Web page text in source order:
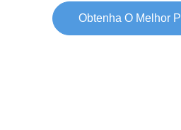
Obtenha O Melhor